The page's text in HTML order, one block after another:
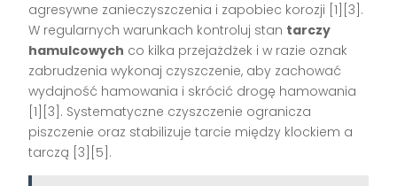
agresywne zanieczyszczenia i zapobiec korozji [1][3].
W regularnych warunkach kontroluj stan tarczy
hamulcowych co kilka przejażdżek i w razie oznak
zabrudzenia wykonaj czyszczenie, aby zachować
wydajność hamowania i skrócić drogę hamowania
[1][3]. Systematyczne czyszczenie ogranicza
piszczenie oraz stabilizuje tarcie między klockiem a
tarczą [3][5].